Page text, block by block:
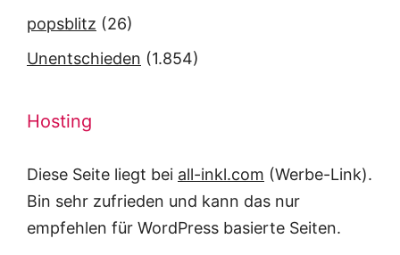
popsblitz (26)
Unentschieden (1.854)
Hosting
Diese Seite liegt bei all-inkl.com (Werbe-Link).
Bin sehr zufrieden und kann das nur
empfehlen für WordPress basierte Seiten.